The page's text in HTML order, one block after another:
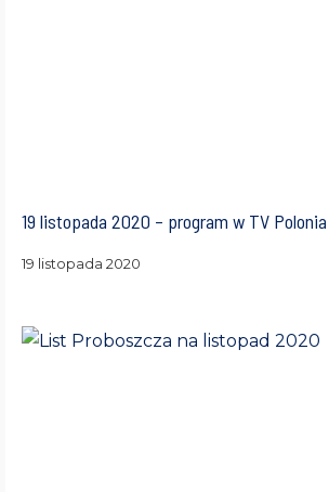
19 listopada 2020 – program w TV Polonia
19 listopada 2020